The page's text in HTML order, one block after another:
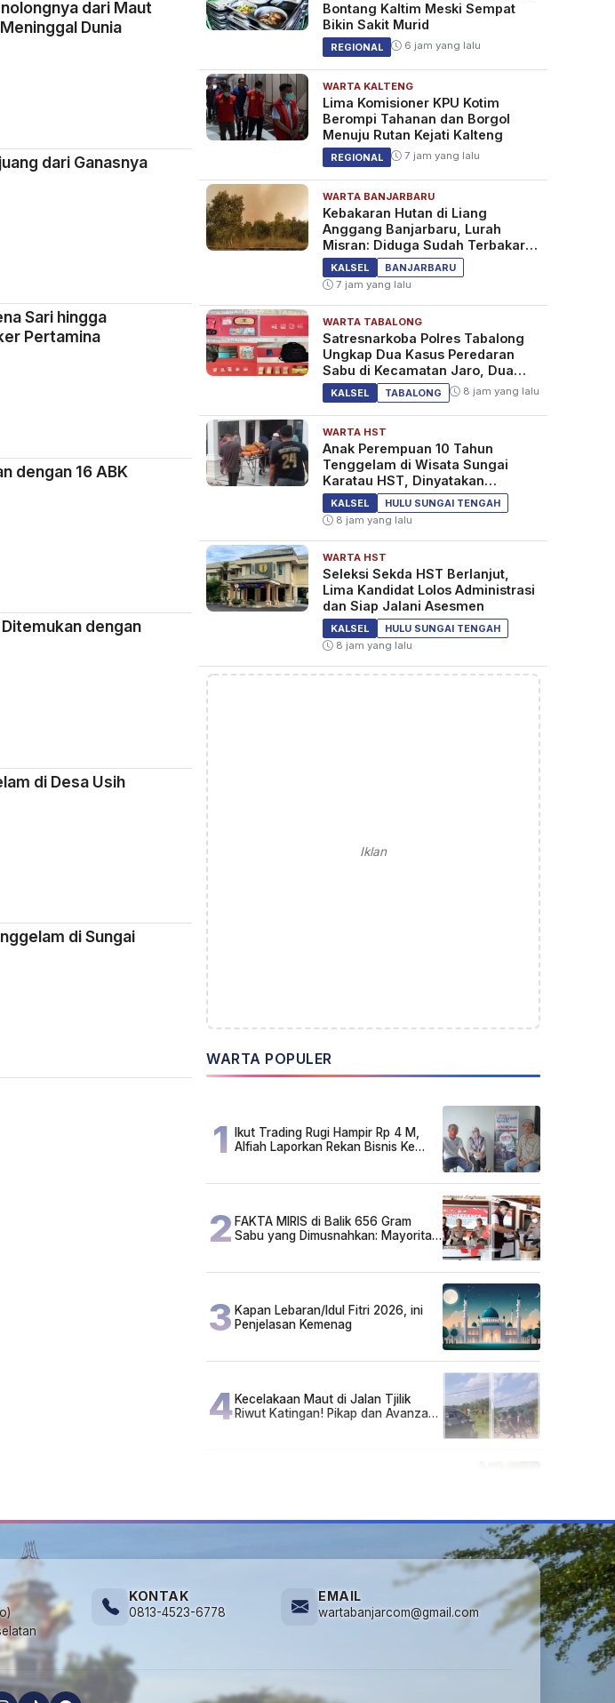
dari Maut
Dunia
dari Ganasnya
Sari hingga
Pertamina
dengan 16 ABK
dengan
di Desa Usih
di Sungai
Bontang Kaltim Meski Sempat
Bikin Sakit Murid
REGIONAL 6 jam yang lalu
WARTA KALTENG
Lima Komisioner KPU Kotim
Berompi Tahanan dan Borgol
Menuju Rutan Kejati Kalteng
REGIONAL 7 jam yang lalu
WARTA BANJARBARU
Kebakaran Hutan di Liang
Anggang Banjarbaru, Lurah
Misran: Diduga Sudah Terbakar
Sejak Tadi Malam
KALSEL
BANJARBARU
7 jam yang lalu
WARTA TABALONG
Satresnarkoba Polres Tabalong
Ungkap Dua Kasus Peredaran
Sabu di Kecamatan Jaro, Dua
Pelaku Diamankan
KALSEL TABALONG 8 jam yang lalu
WARTA HST
Anak Perempuan 10 Tahun
Tenggelam di Wisata Sungai
Karatau HST, Dinyatakan
Meninggal Dunia
KALSEL
HULU SUNGAI TENGAH
8 jam yang lalu
WARTA HST
Seleksi Sekda HST Berlanjut,
Lima Kandidat Lolos Administrasi
dan Siap Jalani Asesmen
KALSEL
HULU SUNGAI TENGAH
8 jam yang lalu
Iklan
WARTA POPULER
1 Ikut Trading Rugi Hampir Rp 4 M,
Alfiah Laporkan Rekan Bisnis Ke
2 FAKTA MIRIS di Balik 656 Gram
Sabu yang Dimusnahkan: Mayoritas
3 Kapan Lebaran/Idul Fitri 2026, ini
Penjelasan Kemenag
4Kecelakaan Maut di Jalan Tjilik
Riwut Katingan! Pikap dan Avanza
KONTAK
0813-4523-6778
EMAIL
wartabanjarcom@gmail.com